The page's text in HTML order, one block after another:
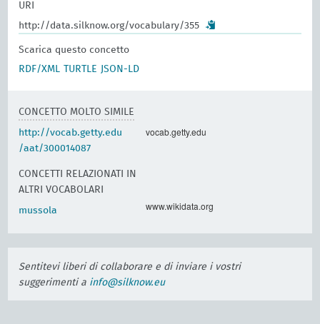
URI
http://data.silknow.org/vocabulary/355
Scarica questo concetto
RDF/XML
TURTLE JSON-LD
CONCETTO MOLTO SIMILE
http://vocab.getty.edu
/aat/300014087
vocab.getty.edu
CONCETTI RELAZIONATI IN
ALTRI VOCABOLARI
mussola www.wikidata.org
Sentitevi liberi di collaborare e di inviare i vostri
suggerimenti a info@silknow.eu